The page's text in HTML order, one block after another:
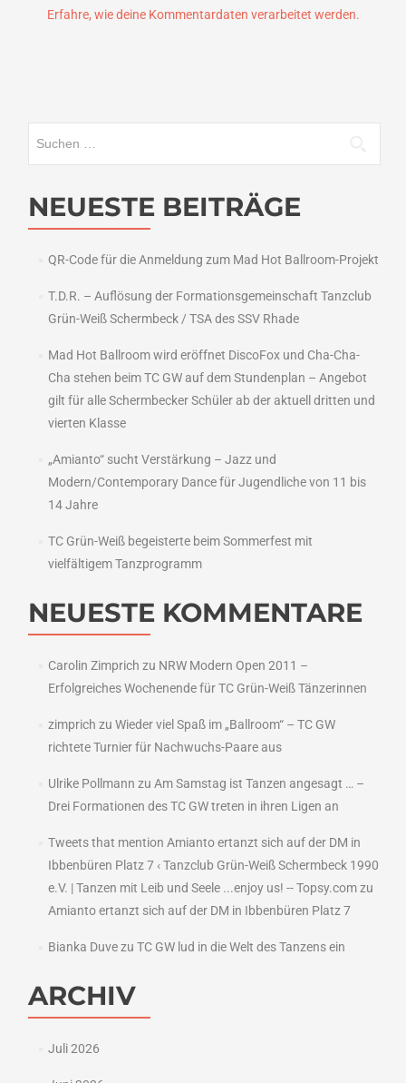
Erfahre, wie deine Kommentardaten verarbeitet werden.
NEUESTE BEITRÄGE
QR-Code für die Anmeldung zum Mad Hot Ballroom-Projekt
T.D.R. – Auflösung der Formationsgemeinschaft Tanzclub
Grün-Weiß Schermbeck / TSA des SSV Rhade
Mad Hot Ballroom wird eröffnet DiscoFox und Cha-Cha-
Cha stehen beim TC GW auf dem Stundenplan – Angebot
gilt für alle Schermbecker Schüler ab der aktuell dritten und
vierten Klasse
„Amianto“ sucht Verstärkung – Jazz und
Modern/Contemporary Dance für Jugendliche von 11 bis
14 Jahre
TC Grün-Weiß begeisterte beim Sommerfest mit
vielfältigem Tanzprogramm
NEUESTE KOMMENTARE
Carolin Zimprich zu NRW Modern Open 2011 –
Erfolgreiches Wochenende für TC Grün-Weiß Tänzerinnen
zimprich zu Wieder viel Spaß im „Ballroom“ – TC GW
richtete Turnier für Nachwuchs-Paare aus
Ulrike Pollmann zu Am Samstag ist Tanzen angesagt … –
Drei Formationen des TC GW treten in ihren Ligen an
Tweets that mention Amianto ertanzt sich auf der DM in
Ibbenbüren Platz 7 ‹ Tanzclub Grün-Weiß Schermbeck 1990
e.V. | Tanzen mit Leib und Seele ...enjoy us! -- Topsy.comzu
Amianto ertanzt sich auf der DM in Ibbenbüren Platz 7
Bianka Duvezu TC GW lud in die Welt des Tanzens ein
ARCHIV
Juli 2026